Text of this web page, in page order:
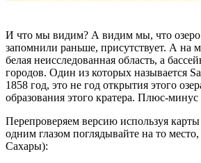
И что мы видим? А видим мы, что озеро
запомнили раньше, присутствует. А на
белая неисследованная область, а
городов. Один из которых называется
1858 год, это не год открытия этого
образования этого кратера. Плюс-минус
Перепроверяем версию используя
одним глазом поглядывайте на то место,
Сахары):